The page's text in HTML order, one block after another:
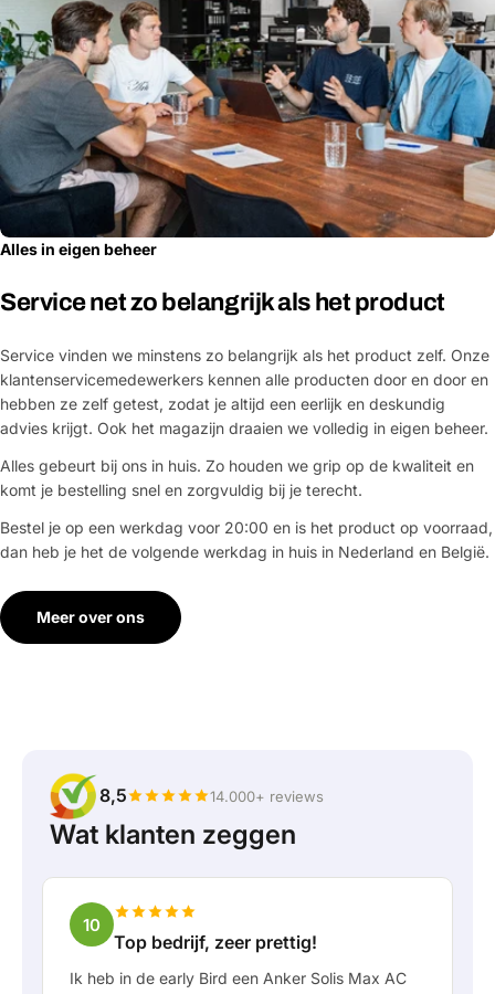
Alles in eigen beheer
Service net zo belangrijk als het product
Service vinden we minstens zo belangrijk als het product zelf. Onze
klantenservicemedewerkers kennen alle producten door en door en
hebben ze zelf getest, zodat je altijd een eerlijk en deskundig
advies krijgt. Ook het magazijn draaien we volledig in eigen beheer.
Alles gebeurt bij ons in huis. Zo houden we grip op de kwaliteit en
komt je bestelling snel en zorgvuldig bij je terecht.
Bestel je op een werkdag voor 20:00 en is het product op voorraad,
dan heb je het de volgende werkdag in huis in Nederland en België.
Meer over ons
8,5 14.000+ reviews
Wat klanten zeggen
10
Top bedrijf, zeer prettig!
Ik heb in de early Bird een Anker Solis Max AC